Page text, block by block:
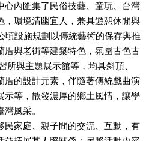
心內匯集了民俗技藝、童玩、台灣
，環境清幽宜人，兼具遊憩休閒與
頃設施規劃以傳統藝術的保存與推
厝與老街等建築特色，氛圍古色古
所與主題展示館等，均具斜頂、
厝的設計元素，伴隨著傳統戲曲演
示等，散發濃厚的鄉土風情，讓學
風采。
民家庭、親子間的交流、互動，有